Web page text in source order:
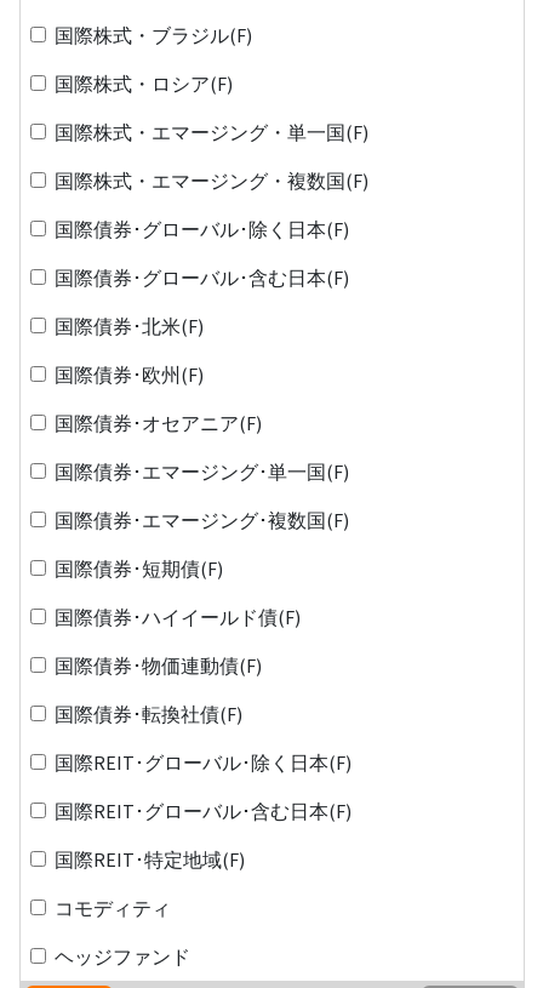
国際株式・ブラジル(F)
国際株式・ロシア(F)
国際株式・エマージング・単一国(F)
国際株式・エマージング・複数国(F)
国際債券･グローバル･除く日本(F)
国際債券･グローバル･含む日本(F)
国際債券･北米(F)
国際債券･欧州(F)
国際債券･オセアニア(F)
国際債券･エマージング･単一国(F)
国際債券･エマージング･複数国(F)
国際債券･短期債(F)
国際債券･ハイイールド債(F)
国際債券･物価連動債(F)
国際債券･転換社債(F)
国際REIT･グローバル･除く日本(F)
国際REIT･グローバル･含む日本(F)
国際REIT･特定地域(F)
コモディティ
ヘッジファンド